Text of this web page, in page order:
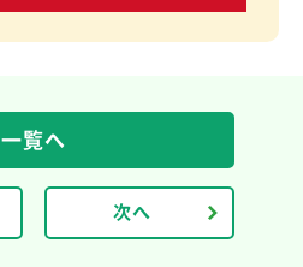
一覧へ
次へ